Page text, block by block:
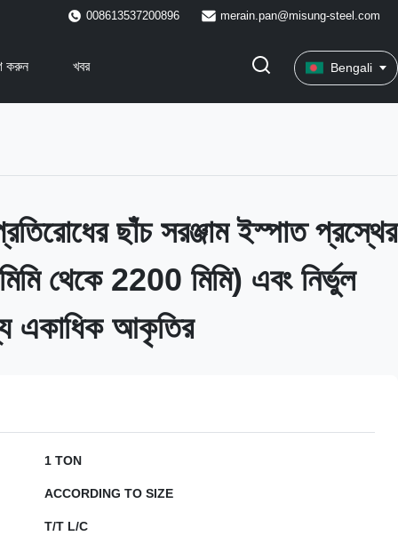
008613537200896 merain.pan@misung-steel.com
করুন খবর Bengali
ছাঁচ সরঞ্জাম ইস্পাত প্রস্থের
থেকে 2200 মিমি) এবং নির্ভুল
একাধিক আকৃতির
1 TON
ACCORDING TO SIZE
T/T L/C